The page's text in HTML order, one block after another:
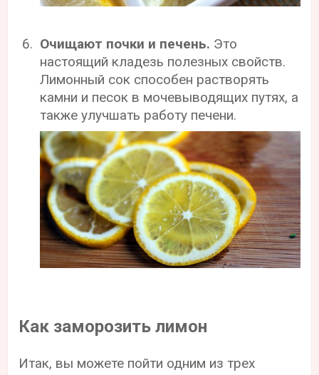
Очищают почки и печень. Это
настоящий кладезь полезных свойств.
Лимонный сок способен растворять
камни и песок в мочевыводящих путях, а
также улучшать работу печени.
Как заморозить лимон
Итак, вы можете пойти одним из трех